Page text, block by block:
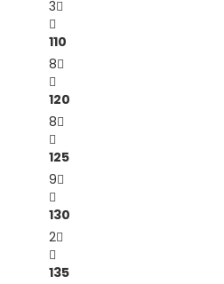
3
110
8
120
8
125
9
130
2
135